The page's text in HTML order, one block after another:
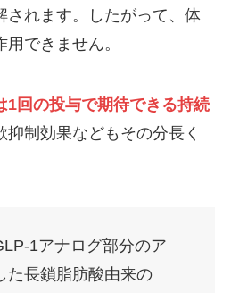
されます。したがって、体
できません。
1回の投与で期待できる持続
抑制効果などもその分長く
1アナログ部分のア
た長鎖脂肪酸由来の